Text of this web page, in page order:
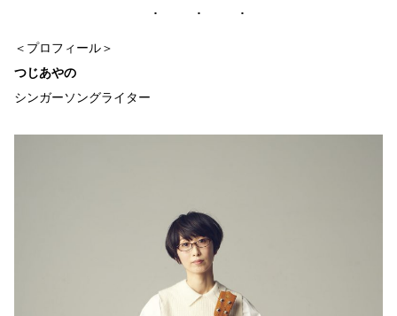
＜プロフィール＞
つじあやの
シンガーソングライター